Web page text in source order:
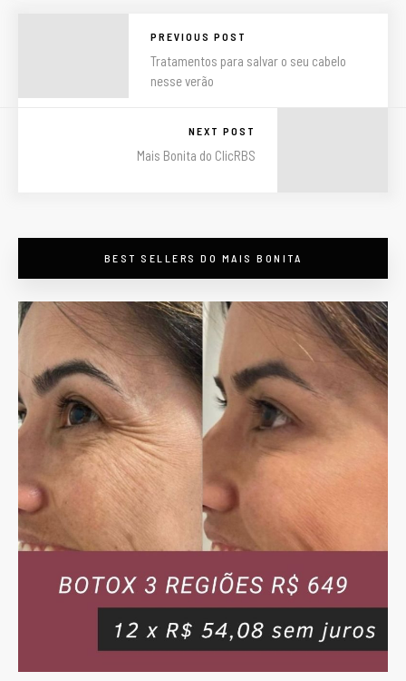
PREVIOUS POST
Tratamentos para salvar o seu cabelo
nesse verão
NEXT POST
Mais Bonita do ClicRBS
BEST SELLERS DO MAIS BONITA